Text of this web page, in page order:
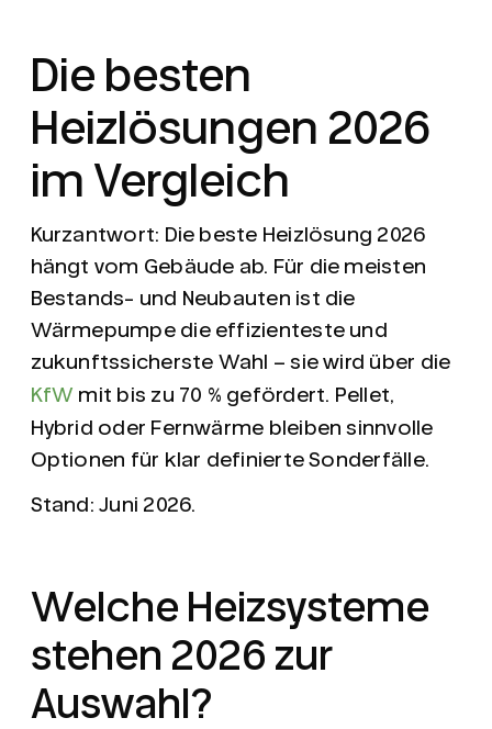
Die besten
Heizlösungen 2026
im Vergleich
Kurzantwort: Die beste Heizlösung 2026
hängt vom Gebäude ab. Für die meisten
Bestands- und Neubauten ist die
Wärmepumpe die effizienteste und
zukunftssicherste Wahl – sie wird über die
KfW mit bis zu 70 % gefördert. Pellet,
Hybrid oder Fernwärme bleiben sinnvolle
Optionen für klar definierte Sonderfälle.
Stand: Juni 2026.
Welche Heizsysteme
stehen 2026 zur
Auswahl?